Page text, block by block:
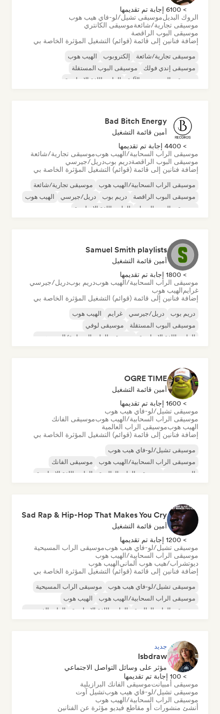
> 6100 إجابة تم تقديمها
الروك البديلموسيقى تشيل/لو-فاي هيب هوب
موسيقى تجارية/شائعةموسيقى الكانتري
موسيقى البوب الراقصة
إضافة فنانين إلى قائمة (قوائم) التشغيل المؤثرة الخاصة بي
موسيقى تجارية/شائعة إلكتروبوب
الهيب هوب
موسيقى إندي فولك
موسيقى البوب المستقلة
موسيقى الهيب هوب الآلية
الراب باللغة الإنجليزية
Bad Bitch Energy
أمين قائمة التشغيل
> 4400 إجابة تم تقديمها
موسيقى الراب السحابية/الهيب هوبموسيقى تجارية/شائعة
موسيقى البوب الراقصةدريم بوبدريل/جيرسي
إضافة فنانين إلى قائمة (قوائم) التشغيل المؤثرة الخاصة بي
موسيقى الراب السحابية/الهيب هوب
موسيقى تجارية/شائعة
موسيقى البوب الراقصة
دريم بوب دريل/جيرسي
الهيب هوب
موسيقى البوب السول
الراب باللغة الإنجليزية
Samuel Smith playlists
أمين قائمة التشغيل
> 1800 إجابة تم تقديمها
موسيقى الراب السحابية/الهيب هوبدريم بوبدريل/جيرسي
غرايمالهيب هوب
إضافة فنانين إلى قائمة (قوائم) التشغيل المؤثرة الخاصة بي
دريم بوب دريل/جيرسي غرايم
الهيب هوب
موسيقى البوب المستقلة
موسيقى لوفي
الراب باللغة الإنجليزية
موسيقى الراب السحابية/الهيب هوب
OGRE TIME
أمين قائمة التشغيل
> 1600 إجابة تم تقديمها
موسيقى تشيل/لو-فاي هيب هوب
موسيقى الراب السحابية/الهيب هوبموسيقى الفانك
الهيب هوبموسيقى الراب العالمية
إضافة فنانين إلى قائمة (قوائم) التشغيل المؤثرة الخاصة بي
موسيقى تشيل/لو-فاي هيب هوب
موسيقى الراب السحابية/الهيب هوب
موسيقى الفانك
الهيب هوب
موسيقى الراب العالمية
الراب باللغة الإنجليزية
Sad Rap & Hip-Hop That Makes You Cry
أمين قائمة التشغيل
> 1200 إجابة تم تقديمها
موسيقى تشيل/لو-فاي هيب هوبموسيقى الراب المسيحية
موسيقى الراب السحابية/الهيب هوب
ديوتشراب/هيب هوب ألمانيالهيب هوب
إضافة فنانين إلى قائمة (قوائم) التشغيل المؤثرة الخاصة بي
موسيقى تشيل/لو-فاي هيب هوب
موسيقى الراب المسيحية
موسيقى الراب السحابية/الهيب هوب
الهيب هوب
موسيقى الراب العالمية
الراب باللغة الإنجليزية
الراب الفرنسي
جديد
lsbdraw
مؤثر على وسائل التواصل الاجتماعي
> 100 إجابة تم تقديمها
موسيقى أمبيانتموسيقى الفانك البرازيلية
موسيقى تشيل/لو-فاي هيب هوبتشيل آوت
موسيقى الراب السحابية/الهيب هوب
أنشئ منشورات أو مقاطع فيديو مؤثرة عن الفنانين